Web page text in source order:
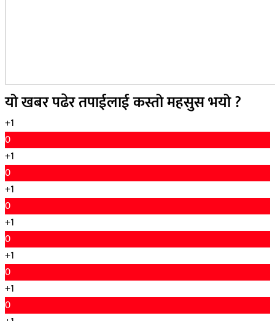
यो खबर पढेर तपाईलाई कस्तो महसुस भयो ?
+1
0
+1
0
+1
0
+1
0
+1
0
+1
0